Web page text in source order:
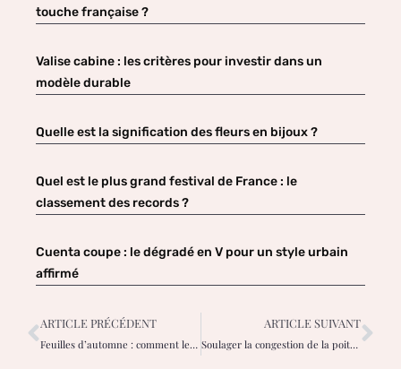
touche française ?
Valise cabine : les critères pour investir dans un
modèle durable
Quelle est la signification des fleurs en bijoux ?
Quel est le plus grand festival de France : le
classement des records ?
Cuenta coupe : le dégradé en V pour un style urbain
affirmé
ARTICLE PRÉCÉDENT
Feuilles d’automne : comment les utiliser et les conserver ?
ARTICLE SUIVANT
Soulager la congestion de la poitrine avec des enveloppements au gingembre